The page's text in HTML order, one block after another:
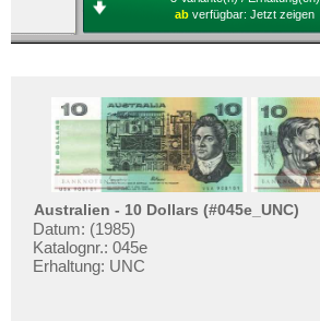
ab verfügbar: Jetzt zeigen
Australien - 10 Dollars (#045e_UNC)
Datum: (1985)
Katalognr.: 045e
Erhaltung: UNC